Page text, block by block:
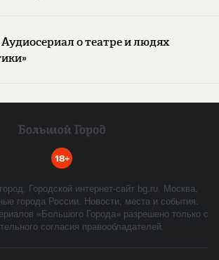
Аудиосериал о театре и людях
18+
Городской интернет-сайт bg.ru. Москва,
города России. Новости, места и события.
«Большого Города» разрешено только с
согласия правообладателей.